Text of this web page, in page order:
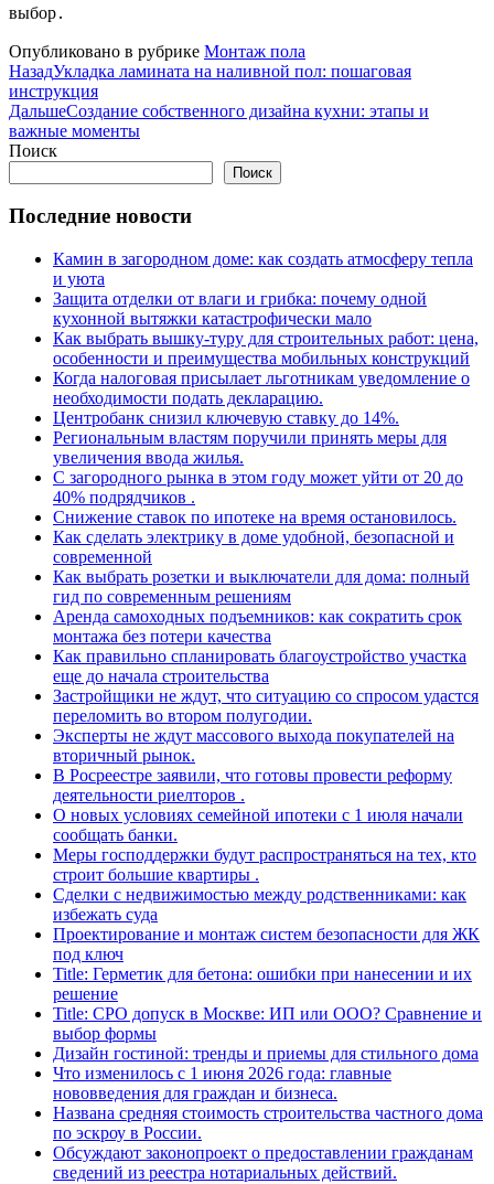
выбор․
Опубликовано в рубрике Монтаж пола
НазадУкладка ламината на наливной пол: пошаговая
инструкция
ДальшеСоздание собственного дизайна кухни: этапы и
важные моменты
Поиск
Поиск
Последние новости
Камин в загородном доме: как создать атмосферу тепла
и уюта
Защита отделки от влаги и грибка: почему одной
кухонной вытяжки катастрофически мало
Как выбрать вышку-туру для строительных работ: цена,
особенности и преимущества мобильных конструкций
Когда налоговая присылает льготникам уведомление о
необходимости подать декларацию.
Центробанк снизил ключевую ставку до 14%.
Региональным властям поручили принять меры для
увеличения ввода жилья.
С загородного рынка в этом году может уйти от 20 до
40% подрядчиков .
Снижение ставок по ипотеке на время остановилось.
Как сделать электрику в доме удобной, безопасной и
современной
Как выбрать розетки и выключатели для дома: полный
гид по современным решениям
Аренда самоходных подъемников: как сократить срок
монтажа без потери качества
Как правильно спланировать благоустройство участка
еще до начала строительства
Застройщики не ждут, что ситуацию со спросом удастся
переломить во втором полугодии.
Эксперты не ждут массового выхода покупателей на
вторичный рынок.
В Росреестре заявили, что готовы провести реформу
деятельности риелторов .
О новых условиях семейной ипотеки с 1 июля начали
сообщать банки.
Меры господдержки будут распространяться на тех, кто
строит большие квартиры .
Сделки с недвижимостью между родственниками: как
избежать суда
Проектирование и монтаж систем безопасности для ЖК
под ключ
Title: Герметик для бетона: ошибки при нанесении и их
решение
Title: СРО допуск в Москве: ИП или ООО? Сравнение и
выбор формы
Дизайн гостиной: тренды и приемы для стильного дома
Что изменилось с 1 июня 2026 года: главные
нововведения для граждан и бизнеса.
Названа средняя стоимость строительства частного дома
по эскроу в России.
Обсуждают законопроект о предоставлении гражданам
сведений из реестра нотариальных действий.